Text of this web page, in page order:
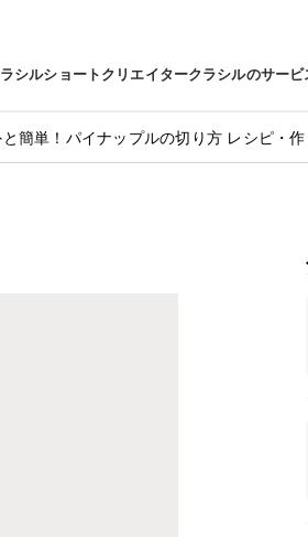
シルショートクリエイタークラシルのサービ
簡単！パイナップルの切り方 レシピ・